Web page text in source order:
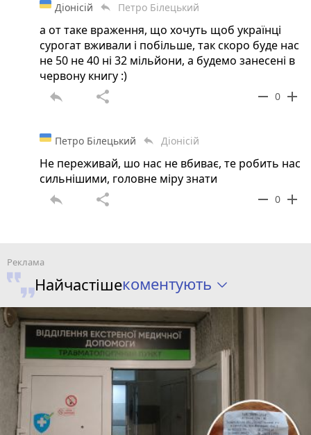
Діонісій reply Петро Білецький
а от таке враження, що хочуть щоб українці
сурогат вживали і побільше, так скоро буде нас
не 50 не 40 ні 32 мільйони, а будемо занесені в
червону книгу :)
reply share remove 0 add
Петро Білецький reply Діонісій
Не переживай, шо нас не вбиває, те робить нас
сильнішими, головне міру знати
reply share remove 0 add
Найчастішекоментують